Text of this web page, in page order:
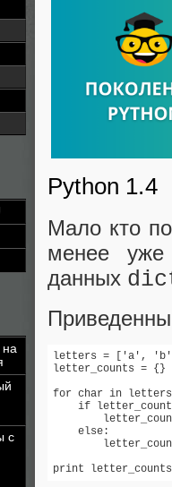
на
с
Python 1.4
Мало кто
менее
данных
letters = ['a',
letter_counts = {}
for char in
if
    else:
print letter_counts